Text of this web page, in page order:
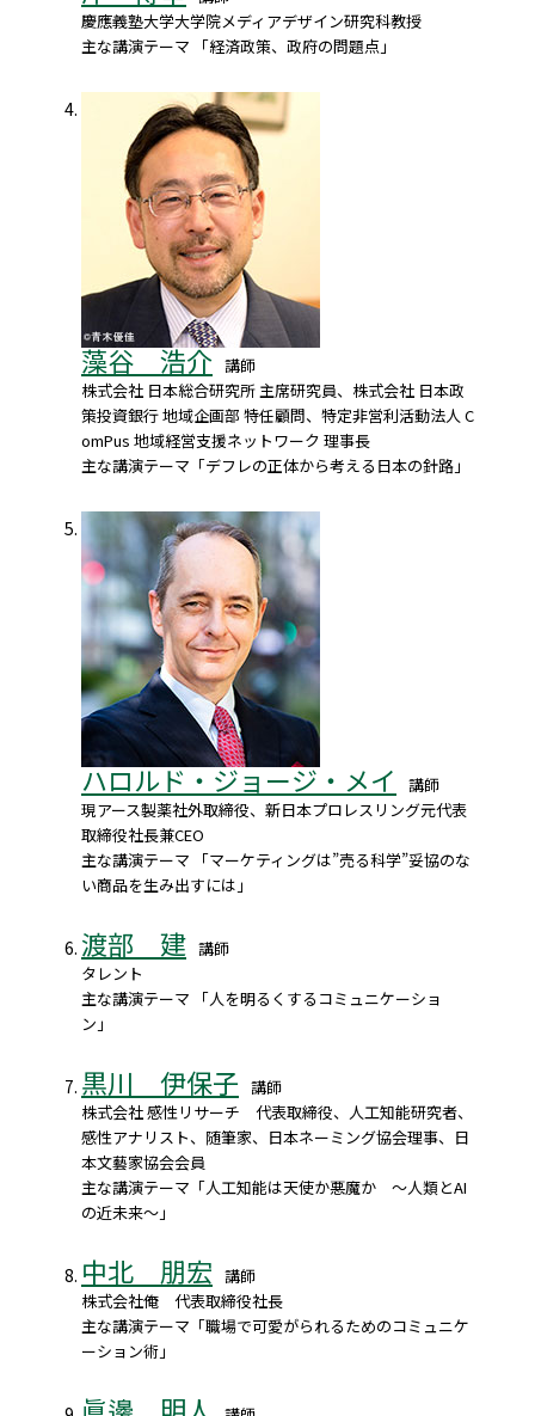
慶應義塾大学大学院メディアデザイン研究科教授
主な講演テーマ 「経済政策、政府の問題点」
藻谷 浩介 講師
株式会社 日本総合研究所 主席研究員、株式会社 日本政
策投資銀行 地域企画部 特任顧問、特定非営利活動法人 C
omPus 地域経営支援ネットワーク 理事長
主な講演テーマ「デフレの正体から考える日本の針路」
ハロルド・ジョージ・メイ
講師
現アース製薬社外取締役、新日本プロレスリング元代表
取締役社長兼CEO
主な講演テーマ 「マーケティングは”売る科学”妥協のな
い商品を生み出すには」
渡部 建 講師
タレント
主な講演テーマ 「人を明るくするコミュニケーショ
ン」
黒川 伊保子 講師
株式会社 感性リサーチ 代表取締役、人工知能研究者、
感性アナリスト、随筆家、日本ネーミング協会理事、日
本文藝家協会会員
主な講演テーマ「人工知能は天使か悪魔か ～人類とAI
の近未来～」
中北 朋宏 講師
株式会社俺 代表取締役社長
主な講演テーマ「職場で可愛がられるためのコミュニケ
ーション術」
眞邊 明人